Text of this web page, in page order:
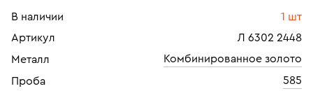
В наличии
1 шт
Артикул
Л 6302 2448
Металл
Комбинированное золото
Проба
585